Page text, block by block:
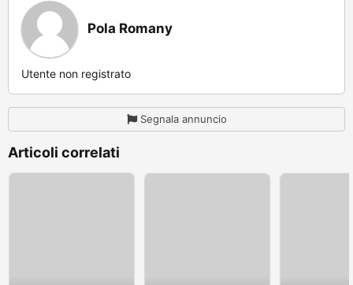
Pola Romany
Utente non registrato
Segnala annuncio
Articoli correlati